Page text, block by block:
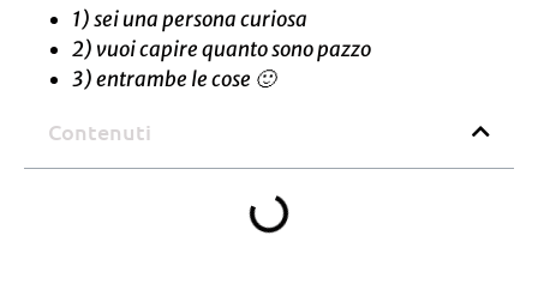
1) sei una persona curiosa
2) vuoi capire quanto sono pazzo
3) entrambe le cose 🙂
Contenuti